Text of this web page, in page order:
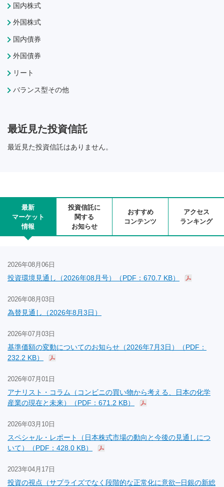
国内株式
外国株式
国内債券
外国債券
リート
バランス型その他
最近見た投資信託
最近見た投資信託はありません。
最新
マーケット
情報
投資信託に
関する
お知らせ
おすすめ
コンテンツ
アクセス
ランキング
2026年08月06日
投資環境見通し（2026年08月号）（PDF：670.7 KB）
2026年08月03日
為替見通し（2026年8月3日）
2026年07月03日
基準価額の変動についてのお知らせ（2026年7月3日）（PDF：
232.2 KB）
2026年07月01日
アナリスト・コラム（コンビニの買い物から考える、日本の化学
産業の現在と未来）（PDF：671.2 KB）
2026年03月10日
スペシャル・レポート（日本株式市場の動向と今後の見通しにつ
いて）（PDF：428.0 KB）
2023年04月17日
投資の視点（サプライズでなく段階的な正常化に意欲─日銀の新総